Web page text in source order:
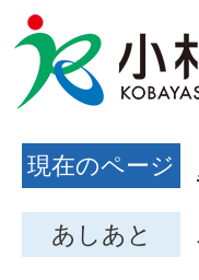
現在のページ
あしあと